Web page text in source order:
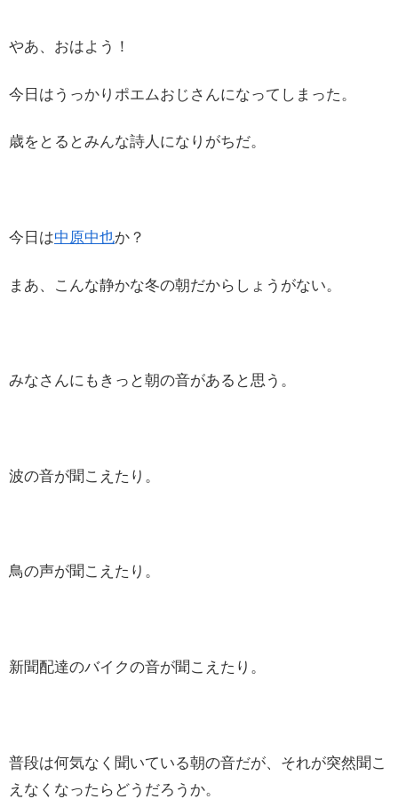
やあ、おはよう！
今日はうっかりポエムおじさんになってしまった。
歳をとるとみんな詩人になりがちだ。
今日は中原中也か？
まあ、こんな静かな冬の朝だからしょうがない。
みなさんにもきっと朝の音があると思う。
波の音が聞こえたり。
鳥の声が聞こえたり。
新聞配達のバイクの音が聞こえたり。
普段は何気なく聞いている朝の音だが、それが突然聞こ
えなくなったらどうだろうか。